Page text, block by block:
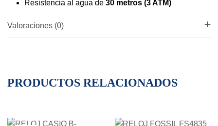
Resistencia al agua de 30 metros (3 ATM)
Valoraciones (0)
PRODUCTOS RELACIONADOS